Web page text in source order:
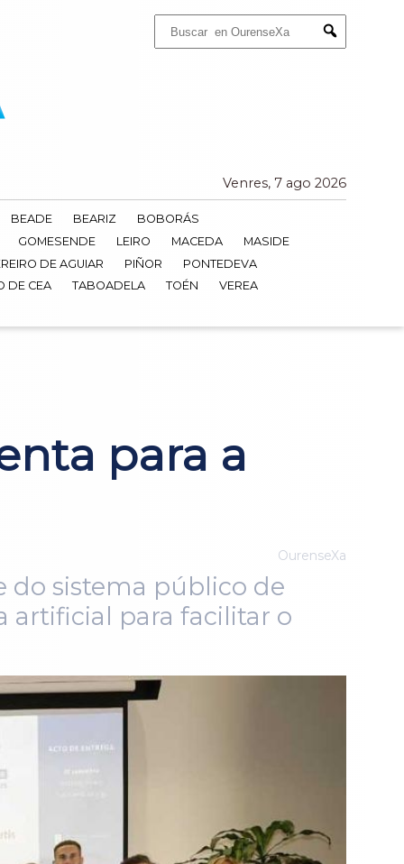
Submit
Venres, 7 ago 2026
BEADE BEARIZ
BOBORÁS
GOMESENDE LEIRO MACEDA
MASIDE
DE AGUIAR PIÑOR
PONTEDEVA
DE CEA TABOADELA TOÉN
VEREA
para a
OurenseXa
do sistema público de
artificial para facilitar o